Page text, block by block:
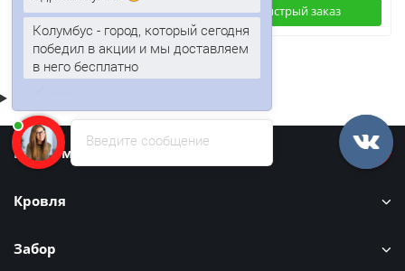
Быстрый заказ Быстрый заказ
Информация
Кровля
Забор
Введите сообщение
Здравствуйте!
Колумбус - город, который сегодня
победил в акции и мы доставляем
в него бесплатно